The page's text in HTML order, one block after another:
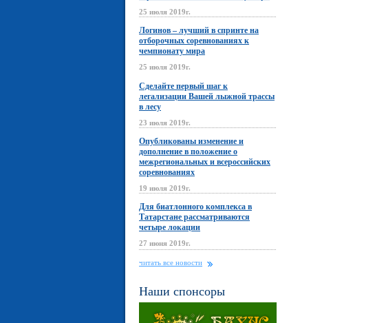
25 июля 2019г.
Логинов – лучший в спринте на
отборочных соревнованиях к
чемпионату мира
25 июля 2019г.
Сделайте первый шаг к
легализации Вашей лыжной трассы
в лесу
23 июля 2019г.
Опубликованы изменение и
дополнение в положение о
межрегиональных и всероссийских
соревнованиях
19 июля 2019г.
Для биатлонного комплекса в
Татарстане рассматриваются
четыре локации
27 июня 2019г.
читать все новости
Наши спонсоры